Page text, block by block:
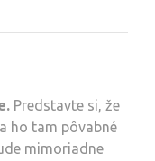
Predstavte si, že
ho tam pôvabné
mimoriadne